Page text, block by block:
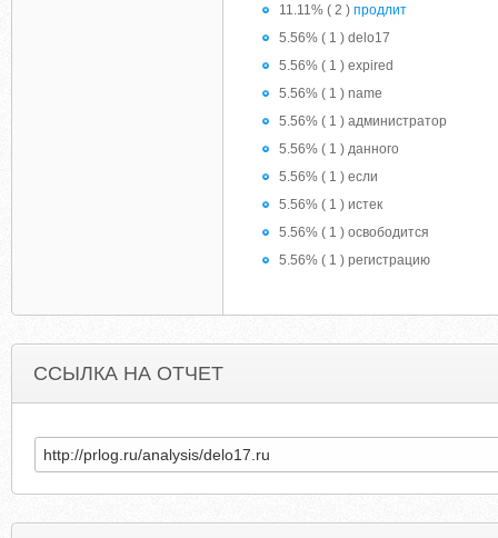
11.11% ( 2 ) продлит
5.56% ( 1 ) delo17
5.56% ( 1 ) expired
5.56% ( 1 ) name
5.56% ( 1 ) администратор
5.56% ( 1 ) данного
5.56% ( 1 ) если
5.56% ( 1 ) истек
5.56% ( 1 ) освободится
5.56% ( 1 ) регистрацию
ССЫЛКА НА ОТЧЕТ